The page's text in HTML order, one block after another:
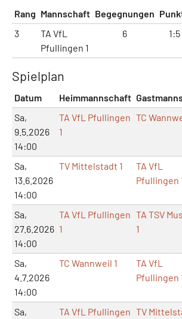
Rang Mannschaft Begegnungen
3
TA VfL
Pfullingen 1
6 1:5
Spielplan
Datum Heimmannschaft
Sa,
9.5.2026
14:00
TA VfL Pfullingen
1
TC
Sa,
13.6.2026
14:00
TV Mittelstadt 1
TA VfL
Pfullingen
Sa,
27.6.2026
14:00
TA VfL Pfullingen
1
TA TSV
1
Sa,
4.7.2026
14:00
TC Wannweil 1
TA VfL
Pfullingen
Sa,
TA VfL Pfullingen TV